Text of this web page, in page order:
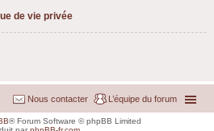
de vie privée
L’équipe du forum
Nous contacter
® Forum Software © phpBB Limited